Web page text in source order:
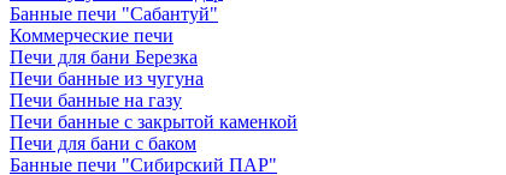
Банные печи "Сабантуй"
Коммерческие печи
Печи для бани Березка
Печи банные из чугуна
Печи банные на газу
Печи банные с закрытой каменкой
Печи для бани с баком
Банные печи "Сибирский ПАР"